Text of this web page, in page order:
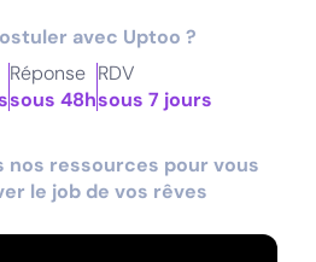
avec Uptoo ?
Réponse
sous 48h
RDV
sous 7 jours
nos ressources pour vous
le job de vos rêves